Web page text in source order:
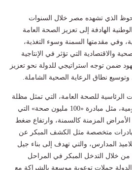
الذي تشهده مصر خلال السنوات
الهادفة إلى تعزيز الصحة العامة
وفي مقدمتها السمنة وسوء التغذية،
والاقتصادية التي تؤثر في الإنتاجية
ضمن توجه استراتيجي للدولة نحو تعزيز
وتوسيع نطاق الرعاية الصحية الشاملة.
الرئاسية للصحة العامة، التي تمثل مظلة
متكاملة لعدد من البرامج القومية، مثل مبادرة «100 مليون صحة» التي
المزمنة كالسمنة، وارتفاع ضغط
متخصصة مثل الكشف المبكر عن
المدارس، والتي تهدف إلى بناء جيل
من خلال التدخل المبكر في المراحل
حملات توعوية موسعة بالشراكة مع